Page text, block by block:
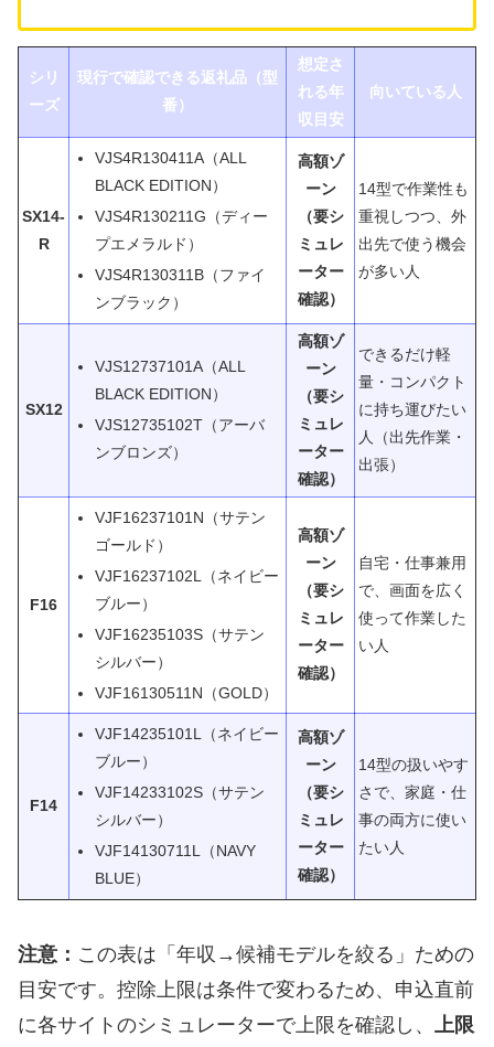
シリ
ーズ
現行で確認できる返礼品（型
番）
想定さ
れる年
収目安
向いている人
SX14-
R
VJS4R130411A（ALL
BLACK EDITION）
VJS4R130211G（ディー
プエメラルド）
VJS4R130311B（ファイ
ンブラック）
高額ゾ
ーン
（要シ
ミュレ
ーター
確認）
14型で作業性も
重視しつつ、外
出先で使う機会
が多い人
SX12
VJS12737101A（ALL
BLACK EDITION）
VJS12735102T（アーバ
ンブロンズ）
高額ゾ
ーン
（要シ
ミュレ
ーター
確認）
できるだけ軽
量・コンパクト
に持ち運びたい
人（出先作業・
出張）
F16
VJF16237101N（サテン
ゴールド）
VJF16237102L（ネイビー
ブルー）
VJF16235103S（サテン
シルバー）
VJF16130511N（GOLD）
高額ゾ
ーン
（要シ
ミュレ
ーター
確認）
自宅・仕事兼用
で、画面を広く
使って作業した
い人
F14
VJF14235101L（ネイビー
ブルー）
VJF14233102S（サテン
シルバー）
VJF14130711L（NAVY
BLUE）
高額ゾ
ーン
（要シ
ミュレ
ーター
確認）
14型の扱いやす
さで、家庭・仕
事の両方に使い
たい人
注意： この表は「年収→候補モデルを絞る」ための
目安です。控除上限は条件で変わるため、申込直前
に各サイトのシミュレーターで上限を確認し、
上限